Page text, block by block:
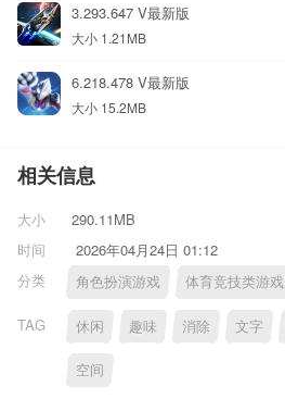
3.293.647 V最新版
大小 1.21MB
6.218.478 V最新版
大小 15.2MB
相关信息
大小
290.11MB
时间
2026年04月24日 01:12
分类
角色扮演游戏 体育竞技类游戏
TAG 休闲 趣味 消除 文字
空间